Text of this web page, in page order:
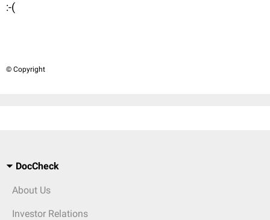
:-(
© Copyright
DocCheck
About Us
Investor Relations